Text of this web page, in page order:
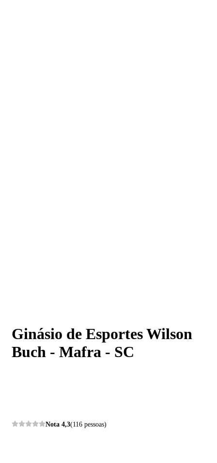
Ginásio de Esportes Wilson
Buch - Mafra - SC
Nota 4,3(116 pessoas)